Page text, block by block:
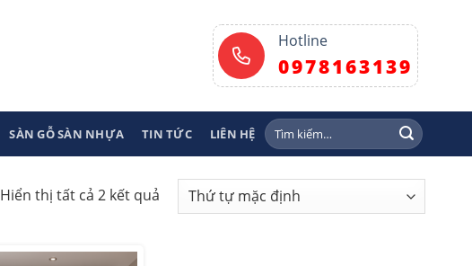
Hotline
0978163139
SÀN GỖ SÀN NHỰA TIN TỨC LIÊN HỆ
Tìm
kiếm:
Hiển thị tất cả 2 kết quả